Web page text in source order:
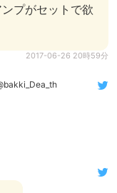
プがセットで欲
2017-06-26 20時59分